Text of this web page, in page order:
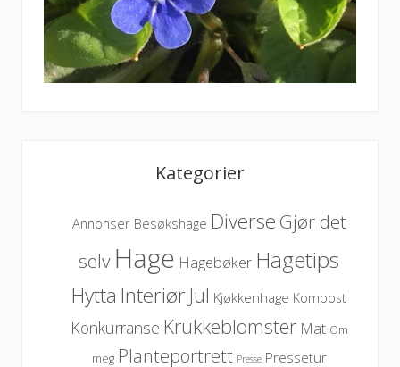
Kategorier
Annonser Besøkshage Diverse Gjør det
selv Hage Hagebøker Hagetips
Hytta Interiør Jul Kjøkkenhage Kompost
Konkurranse Krukkeblomster Mat Om
meg Planteportrett Presse Pressetur